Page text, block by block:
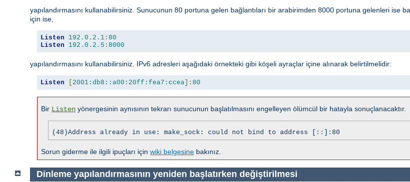
yapılandırmasını kullanabilirsiniz. Sunucunun 80 portuna gelen bağlantıları bir arabirimden 8000 portuna gelenleri ise
için ise,
Listen 192.0 . 2.1 : 80
Listen
192.0 . 2.5 : 8000
yapılandırmasını kullanabilirsiniz. IPv6 adresleri aşağıdaki örnekteki gibi köşeli ayraçlar içine alınarak belirtilmelidir:
Listen [ 2001:db8::a00:20ff:fea7:ccea]: 80
Bir Listen yönergesinin aynısının tekrarı sunucunun başlatılmasını engelleyen ölümcül bir hatayla sonuçlanacaktır.
(48)Address already in use: make_sock: could not bind to address [::]:80
Sorun giderme ile ilgili ipuçları için wiki belgesine bakınız.
Dinleme yapılandırmasının yeniden başlatırken değiştirilmesi